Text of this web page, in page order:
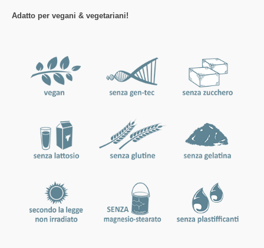
Adatto per vegani & vegetariani!